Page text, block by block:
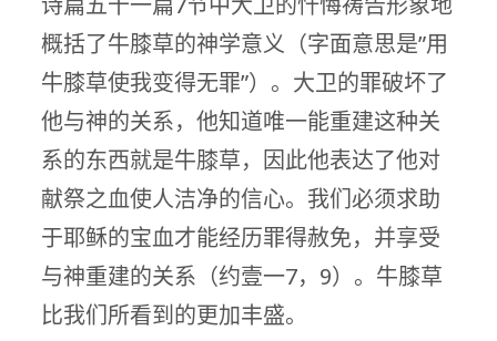
概括了牛膝草的神学意义（字面意思是”用
牛膝草使我变得无罪”）。大卫的罪破坏了
他与神的关系，他知道唯一能重建这种关
系的东西就是牛膝草，因此他表达了他对
献祭之血使人洁净的信心。我们必须求助
于耶稣的宝血才能经历罪得赦免，并享受
与神重建的关系（约壹一7，9）。牛膝草
比我们所看到的更加丰盛。